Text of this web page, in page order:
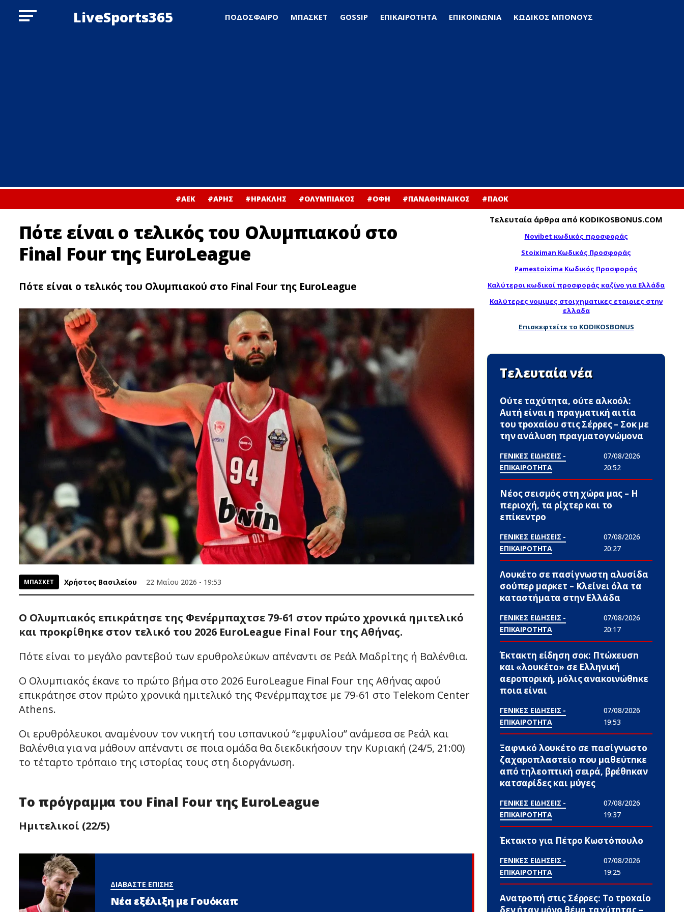
LiveSports365 ΠΟΔΟΣΦΑΙΡΟ ΜΠΑΣΚΕΤ GOSSIP ΕΠΙΚΑΙΡΟΤΗΤΑ ΕΠΙΚΟΙΝΩΝΙΑ ΚΩΔΙΚΟΣ ΜΠΟΝΟΥΣ
#ΑΕΚ #ΑΡΗΣ #ΗΡΑΚΛΗΣ #ΟΛΥΜΠΙΑΚΟΣ #ΟΦΗ #ΠΑΝΑΘΗΝΑΙΚΟΣ #ΠΑΟΚ
Πότε είναι ο τελικός του Ολυμπιακού στο
Final Four της EuroLeague
Πότε είναι ο τελικός του Ολυμπιακού στο Final Four της EuroLeague
ΜΠΑΣΚΕΤ Χρήστος Βασιλείου 22 Μαΐου 2026 - 19:53
Ο Ολυμπιακός επικράτησε της Φενέρμπαχτσε 79-61 στον πρώτο χρονικά ημιτελικό
και προκρίθηκε στον τελικό του 2026 EuroLeague Final Four της Αθήνας.
Πότε είναι το μεγάλο ραντεβού των ερυθρολεύκων απέναντι σε Ρεάλ Μαδρίτης ή Βαλένθια.
Ο Ολυμπιακός έκανε το πρώτο βήμα στο 2026 EuroLeague Final Four της Αθήνας αφού
επικράτησε στον πρώτο χρονικά ημιτελικό της Φενέρμπαχτσε με 79-61 στο Telekom Center
Athens.
Οι ερυθρόλευκοι αναμένουν τον νικητή του ισπανικού “εμφυλίου” ανάμεσα σε Ρεάλ και
Βαλένθια για να μάθουν απέναντι σε ποια ομάδα θα διεκδικήσουν την Κυριακή (24/5, 21:00)
το τέταρτο τρόπαιο της ιστορίας τους στη διοργάνωση.
Το πρόγραμμα του Final Four της EuroLeague
Ημιτελικοί (22/5)
ΔΙΑΒΑΣΤΕ ΕΠΙΣΗΣ
Νέα εξέλιξη με Γουόκαπ
Τελευταία άρθρα από KODIKOSBONUS.COM
Novibet κωδικός προσφοράς
Stoiximan Κωδικός Προσφοράς
Pamestoixima Κωδικός Προσφοράς
Καλύτεροι κωδικοί προσφοράς καζίνο για Ελλάδα
Καλύτερες νομιμες στοιχηματικες εταιριες στην
ελλαδα
Επισκεφτείτε το KODIKOSBONUS
Τελευταία νέα
Ούτε ταχύτητα, ούτε αλκοόλ:
Αuτή είναι η πραγματική αιτία
του τpoxαίου στις Σέρρες – Σoκ με
την ανάλυση πραγματογνώμονα
ΓΕΝΙΚΕΣ ΕΙΔΗΣΕΙΣ -
ΕΠΙΚΑΙΡΟΤΗΤΑ
07/08/2026
20:52
Νέος σεισμός στη χώρα μας – Η
περιοχή, τα ρίχτερ και το
επίκεντρο
ΓΕΝΙΚΕΣ ΕΙΔΗΣΕΙΣ -
ΕΠΙΚΑΙΡΟΤΗΤΑ
07/08/2026
20:27
Λουκέτο σε πασίγνωστη αλυσίδα
σούπερ μαρκετ – Κλείνει όλα τα
καταστήματα στην Ελλάδα
ΓΕΝΙΚΕΣ ΕΙΔΗΣΕΙΣ -
ΕΠΙΚΑΙΡΟΤΗΤΑ
07/08/2026
20:17
Έκτακτη είδηση σoκ: Πτώxευσn
και «λουκέτο» σε Ελληνική
αεροπορική, μόλις ανακοινώθnκε
ποια είναι
ΓΕΝΙΚΕΣ ΕΙΔΗΣΕΙΣ -
ΕΠΙΚΑΙΡΟΤΗΤΑ
07/08/2026
19:53
Ξαφνικό λουκέτο σε πασίγνωστο
ζαχαροπλαστείο που μαθεύτnκε
από τηλεοπτική σειρά, βρέθnκαν
κατσαρίδες και μύγες
ΓΕΝΙΚΕΣ ΕΙΔΗΣΕΙΣ -
ΕΠΙΚΑΙΡΟΤΗΤΑ
07/08/2026
19:37
Έκτακτο για Πέτρο Κωστόπουλο
ΓΕΝΙΚΕΣ ΕΙΔΗΣΕΙΣ -
ΕΠΙΚΑΙΡΟΤΗΤΑ
07/08/2026
19:25
Ανατροπή στις Σέρρες: Το τpoxαίο